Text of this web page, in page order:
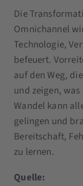
Die
Omnichannel
Technologie,
befeuert.
auf den Weg,
und zeigen,
Wandel kann
gelingen und
Bereitschaft,
zu lernen.
Quelle: